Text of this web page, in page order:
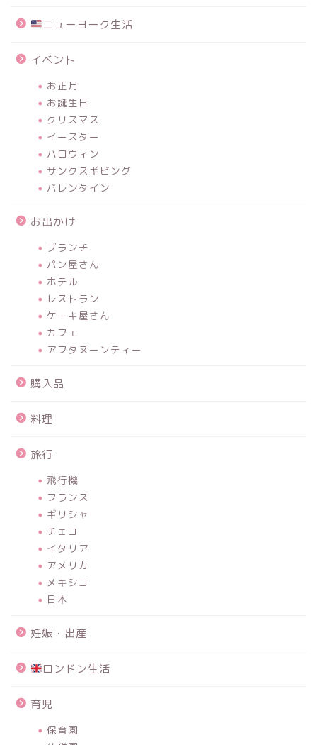
ニューヨーク生活
イベント
お正月
お誕生日
クリスマス
イースター
ハロウィン
サンクスギビング
バレンタイン
お出かけ
ブランチ
パン屋さん
ホテル
レストラン
ケーキ屋さん
カフェ
アフタヌーンティー
購入品
料理
旅行
飛行機
フランス
ギリシャ
チェコ
イタリア
アメリカ
メキシコ
日本
妊娠・出産
ロンドン生活
育児
保育園